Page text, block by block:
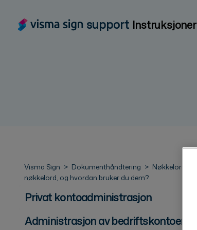
support Instruksjoner
Visma Sign Dokumenthåndtering Nøkkelord
nøkkelord, og hvordan bruker du dem?
Privat kontoadministrasjon
Administrasjon av bedriftskontoer